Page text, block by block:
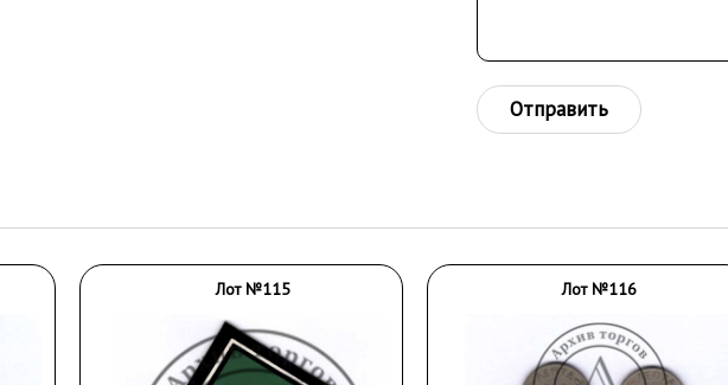
Отправить
Лот №115 Лот №116